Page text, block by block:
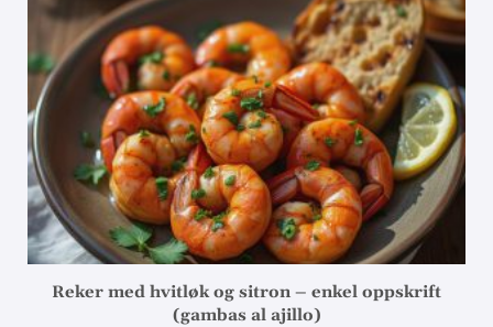
Reker med hvitløk og sitron – enkel oppskrift
(gambas al ajillo)